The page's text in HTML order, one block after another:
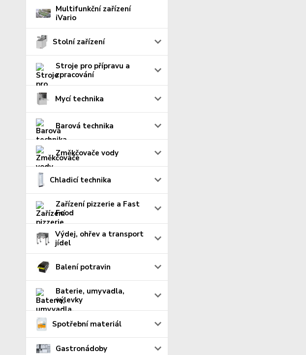
Multifunkční zařízení
iVario
Stolní zařízení
Stroje pro přípravu a
zpracování
Mycí technika
Barová technika
Změkčovače vody
Chladicí technika
Zařízení pizzerie a Fast
Food
Výdej, ohřev a transport
jídel
Balení potravin
Baterie, umyvadla,
výlevky
Spotřební materiál
Gastronádoby